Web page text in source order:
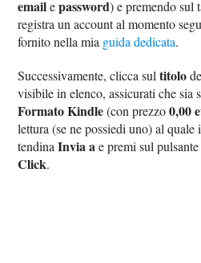
emailepassword) e premendo sul
registra un account al momento
fornito nella mia guida dedicata.
Successivamente, clicca sultitolo
visibile in elenco, assicurati che sia
Formato Kindle(con prezzo0,00
lettura (se ne possiedi uno) al
tendinaInvia ae premi sul pulsante
Click.